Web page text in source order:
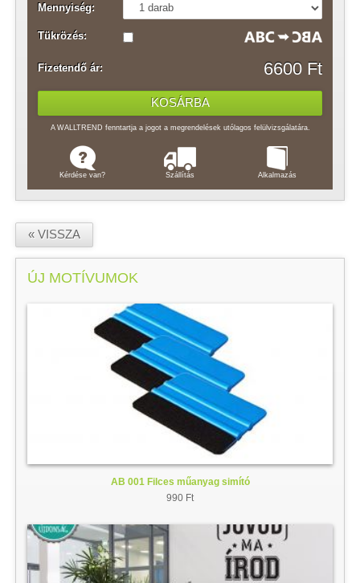
Mennyiség:
Tükrözés:
Fizetendő ár: 6600 Ft
A WALLTREND fenntartja a jogot a megrendelések utólagos felülvizsgálatára.
Kérdése van? Szállítás Alkalmazás
« VISSZA
ÚJ MOTÍVUMOK
AB 001 Filces műanyag simító
990 Ft